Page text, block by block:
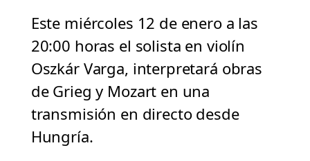
Este miércoles 12 de enero a las
20:00 horas el solista en violín
Oszkár Varga, interpretará obras
de Grieg y Mozart en una
transmisión en directo desde
Hungría.